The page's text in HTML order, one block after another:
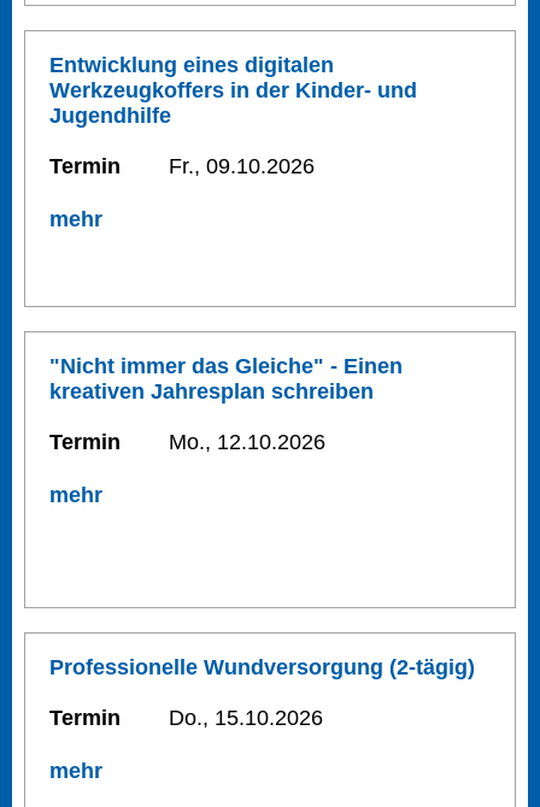
Entwicklung eines digitalen
Werkzeugkoffers in der Kinder- und
Jugendhilfe
Termin Fr., 09.10.2026
mehr
"Nicht immer das Gleiche" - Einen
kreativen Jahresplan schreiben
Termin Mo., 12.10.2026
mehr
Professionelle Wundversorgung (2-tägig)
Termin Do., 15.10.2026
mehr